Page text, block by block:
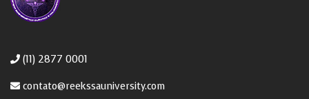
(11) 2877 0001
contato@reekssauniversity.com